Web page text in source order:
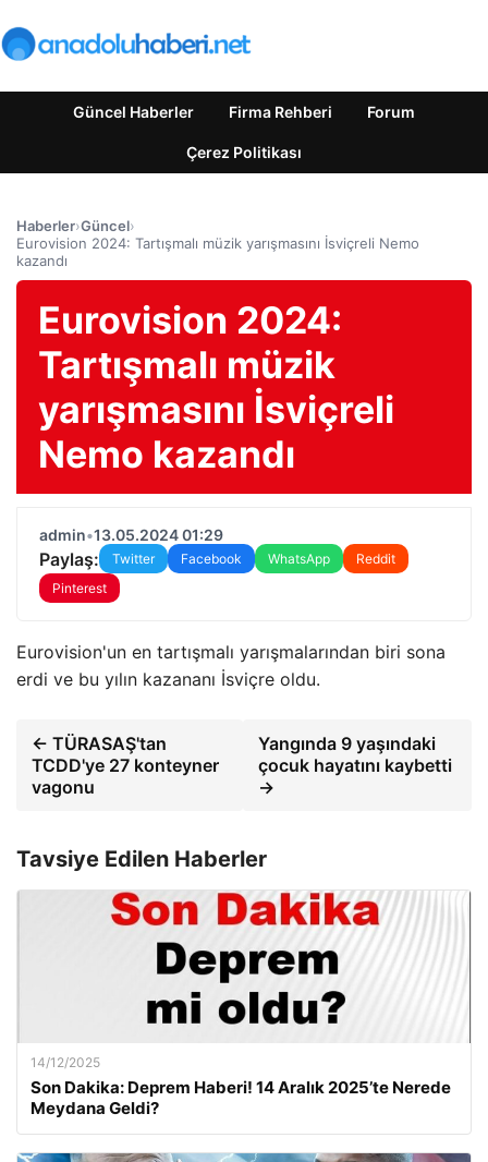
Güncel Haberler Firma Rehberi Forum
Çerez Politikası
Haberler›Güncel›
Eurovision 2024: Tartışmalı müzik yarışmasını İsviçreli Nemo
kazandı
Eurovision 2024:
Tartışmalı müzik
yarışmasını İsviçreli
Nemo kazandı
admin•13.05.2024 01:29
Paylaş: Twitter Facebook WhatsApp
Reddit
Pinterest
Eurovision'un en tartışmalı yarışmalarından biri sona
erdi ve bu yılın kazananı İsviçre oldu.
← TÜRASAŞ'tan
TCDD'ye 27 konteyner
vagonu
Yangında 9 yaşındaki
çocuk hayatını kaybetti
→
Tavsiye Edilen Haberler
14/12/2025
Son Dakika: Deprem Haberi! 14 Aralık 2025’te Nerede
Meydana Geldi?